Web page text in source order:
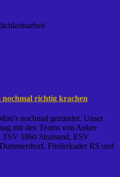
nochmal richtig krachen
nochmal gezündet. Unser
mit den Teams von Anker
TSV 1860 Stralsund, ESV
Förderkader RS und